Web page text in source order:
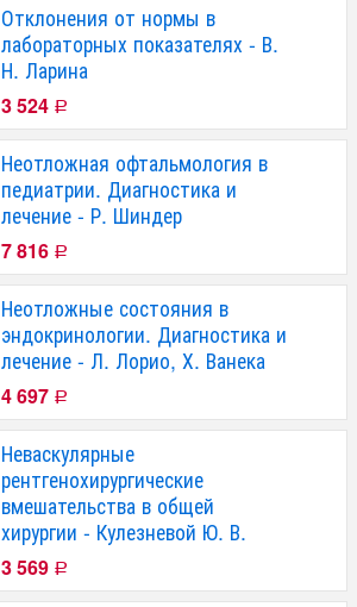
Отклонения от нормы в
лабораторных показателях - В.
Н. Ларина
3 524 Р
Неотложная офтальмология в
педиатрии. Диагностика и
лечение - Р. Шиндер
7 816 Р
Неотложные состояния в
эндокринологии. Диагностика и
лечение - Л. Лорио, Х. Ванека
4 697 Р
Неваскулярные
рентгенохирургические
вмешательства в общей
хирургии - Кулезневой Ю. В.
3 569 Р